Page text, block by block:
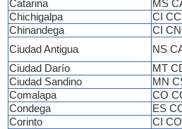
Catarina
MS
Chichigalpa
CI CC
Chinandega
CI CN
Ciudad Antigua
NS
Ciudad Darío
MT
Ciudad Sandino
MN
Comalapa
CO
Condega
ES
Corinto
CI CO